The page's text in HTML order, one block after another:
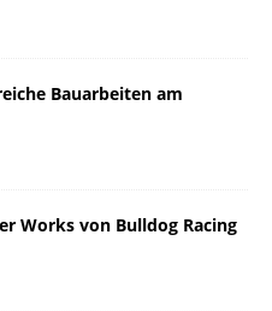
Bauarbeiten am
Works von Bulldog Racing